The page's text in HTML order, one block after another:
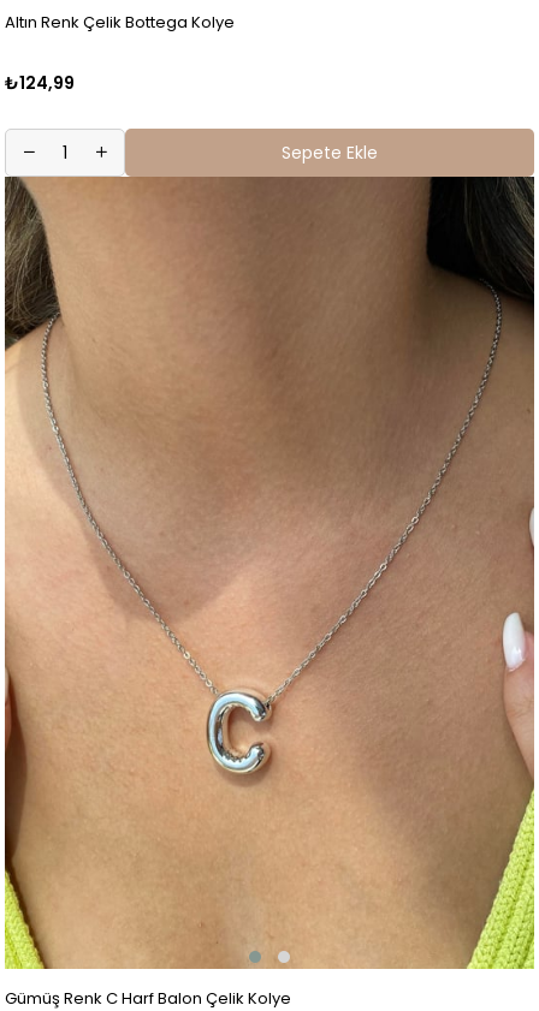
Altın Renk Çelik Bottega Kolye
₺124,99
Sepete Ekle
Gümüş Renk C Harf Balon Çelik Kolye